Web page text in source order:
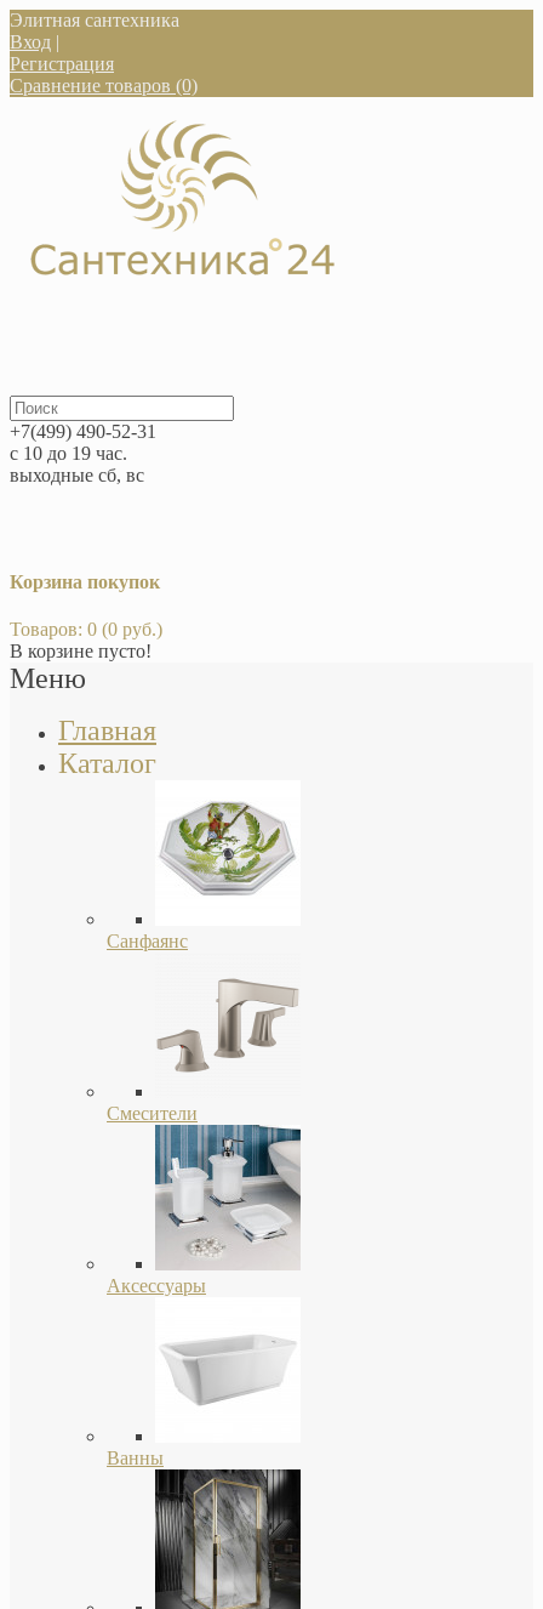
Элитная сантехника
Вход |
Регистрация
Сравнение товаров (0)
+7(499) 490-52-31
с 10 до 19 час.
выходные сб, вс
Корзина покупок
Товаров: 0 (0 руб.)
В корзине пусто!
Меню
Главная
Каталог
Санфаянс
Смесители
Аксессуары
Ванны